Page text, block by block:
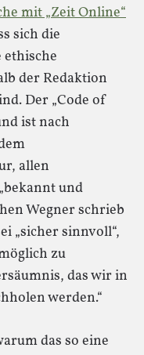
mit „Zeit Online“
sich die
der Redaktion
Der „Code of
ist nach
allen
und
Wegner schrieb
„sicher sinnvoll“,
zu
das wir in
werden.“
das so eine